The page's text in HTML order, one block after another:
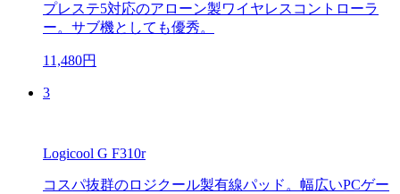
プレステ5対応のアローン製ワイヤレスコントローラ
ー。サブ機としても優秀。
11,480円
3
Logicool G F310r
コスパ抜群のロジクール製有線パッド。幅広いPCゲー